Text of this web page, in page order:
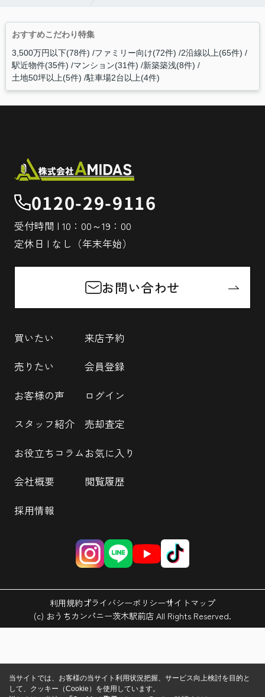
おすすめこだわり特集
3,500万円以下(78件) ファミリー向け(72件) 2沿線以上(65件)
駅近物件(35件) マンション(31件) 新築築浅(8件)
土地50坪以上(5件) 駐車場2台以上(4件)
0120-29-9116
受付時間 | 10：00～19：00
定休日 | なし（年末年始）
お問い合わせ
買いたい
売りたい
お客様の声
スタッフ紹介
お役立ちコラム
会社概要
採用情報
来店予約
会員登録
ログイン
売却査定
お気に入り
閲覧履歴
利用規約プライバシーポリシーサイトマップ
(c) おうちカンパニー茨木駅前店 All Rights Reserved.
当サイトでは、お客様の当サイト利用状況把握、サービス向上検討を目的と
して、クッキー（Cookie）を使用しています。